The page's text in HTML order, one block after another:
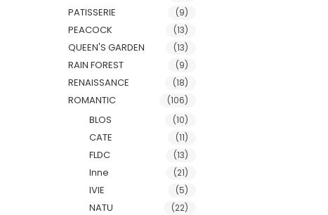
PATISSERIE (9)
PEACOCK (13)
QUEEN'S GARDEN (13)
RAIN FOREST (9)
RENAISSANCE (18)
ROMANTIC (106)
BLOS (10)
CATE (11)
FLDC (13)
Inne (21)
IVIE (5)
NATU (22)